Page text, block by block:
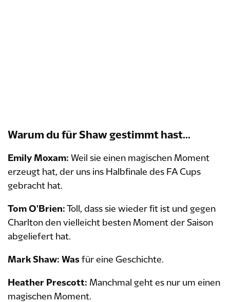
Warum du für Shaw gestimmt hast...
Emily Moxam: Weil sie einen magischen Moment
erzeugt hat, der uns ins Halbfinale des FA Cups
gebracht hat.
Tom O'Brien: Toll, dass sie wieder fit ist und gegen
Charlton den vielleicht besten Moment der Saison
abgeliefert hat.
Mark Shaw: Was für eine Geschichte.
Heather Prescott: Manchmal geht es nur um einen
magischen Moment.